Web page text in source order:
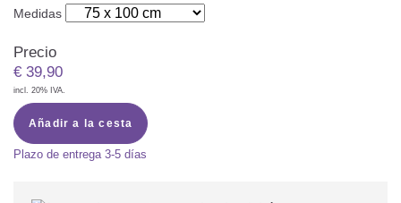
Medidas
Precio
€ 39,90
incl. 20% IVA.
Añadir a la cesta
Plazo de entrega 3-5 días